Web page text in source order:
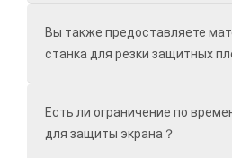
Вы также предоставляете
станка для резки защитных
Есть ли ограничение по
для защиты экрана？